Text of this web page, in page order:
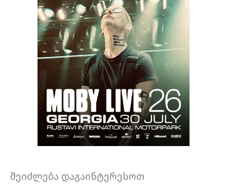
შეიძლება დაგაინტერესოთ